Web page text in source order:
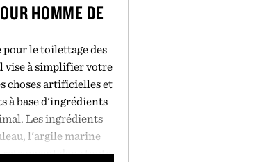
HOMME DE
le toilettage des
vise à simplifier votre
choses artificielles et
à base d'ingrédients
Les ingrédients
l'argile marine
dans toute